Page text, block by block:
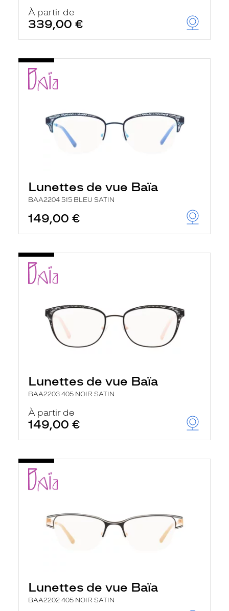
À partir de
339,00 €
Lunettes de vue Baïa
BAA2204 515 BLEU SATIN
149,00 €
Lunettes de vue Baïa
BAA2203 405 NOIR SATIN
À partir de
149,00 €
Lunettes de vue Baïa
BAA2202 405 NOIR SATIN